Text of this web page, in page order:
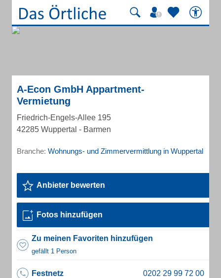
A-Econ GmbH Appartment-
Vermietung
Friedrich-Engels-Allee 195
42285 Wuppertal - Barmen
Branche: Wohnungs- und Zimmervermittlung in Wuppertal
Anbieter bewerten
Fotos hinzufügen
Zu meinen Favoriten hinzufügen
gefällt 1 Person
Festnetz